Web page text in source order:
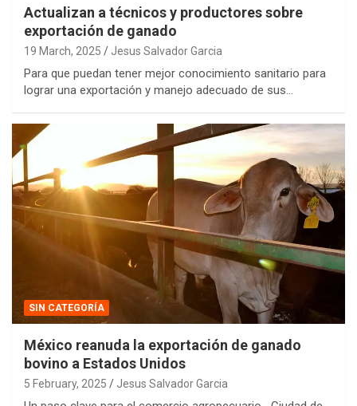
Actualizan a técnicos y productores sobre
exportación de ganado
19 March, 2025 Jesus Salvador Garcia
Para que puedan tener mejor conocimiento sanitario para
lograr una exportación y manejo adecuado de sus…
SIN CATEGORÍA
México reanuda la exportación de ganado
bovino a Estados Unidos
5 February, 2025 Jesus Salvador Garcia